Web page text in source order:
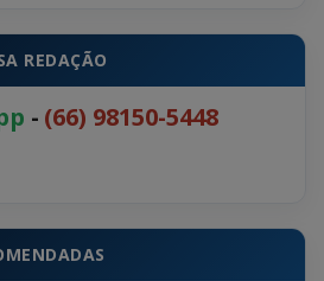
REDAÇÃO
- (66) 98150-5448